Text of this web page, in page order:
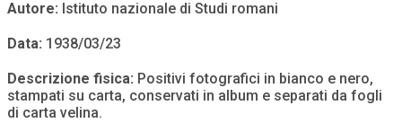
Autore: Istituto nazionale di Studi romani
Data: 1938/03/23
Descrizione fisica: Positivi fotografici in bianco e nero,
stampati su carta, conservati in album e separati da fogli
di carta velina.